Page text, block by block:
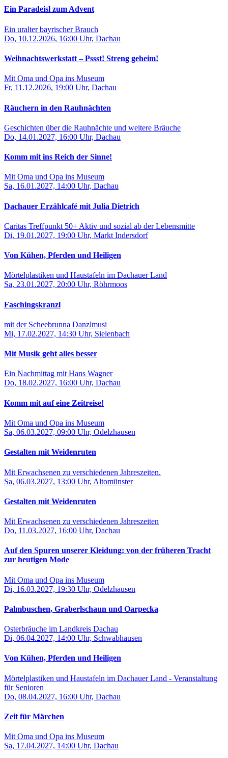
Ein Paradeisl zum Advent
Ein uralter bayrischer Brauch
Do, 10.12.2026, 16:00 Uhr, Dachau
Weihnachtswerkstatt – Pssst! Streng geheim!
Mit Oma und Opa ins Museum
Fr, 11.12.2026, 19:00 Uhr, Dachau
Räuchern in den Rauhnächten
Geschichten über die Rauhnächte und weitere Bräuche
Do, 14.01.2027, 16:00 Uhr, Dachau
Komm mit ins Reich der Sinne!
Mit Oma und Opa ins Museum
Sa, 16.01.2027, 14:00 Uhr, Dachau
Dachauer Erzählcafé mit Julia Dietrich
Caritas Treffpunkt 50+ Aktiv und sozial ab der Lebensmitte
Di, 19.01.2027, 19:00 Uhr, Markt Indersdorf
Von Kühen, Pferden und Heiligen
Mörtelplastiken und Haustafeln im Dachauer Land
Sa, 23.01.2027, 20:00 Uhr, Röhrmoos
Faschingskranzl
mit der Scheebrunna Danzlmusi
Mi, 17.02.2027, 14:30 Uhr, Sielenbach
Mit Musik geht alles besser
Ein Nachmittag mit Hans Wagner
Do, 18.02.2027, 16:00 Uhr, Dachau
Komm mit auf eine Zeitreise!
Mit Oma und Opa ins Museum
Sa, 06.03.2027, 09:00 Uhr, Odelzhausen
Gestalten mit Weidenruten
Mit Erwachsenen zu verschiedenen Jahreszeiten.
Sa, 06.03.2027, 13:00 Uhr, Altomünster
Gestalten mit Weidenruten
Mit Erwachsenen zu verschiedenen Jahreszeiten
Do, 11.03.2027, 16:00 Uhr, Dachau
Auf den Spuren unserer Kleidung: von der früheren Tracht
zur heutigen Mode
Mit Oma und Opa ins Museum
Di, 16.03.2027, 19:30 Uhr, Odelzhausen
Palmbuschen, Graberlschaun und Oarpecka
Osterbräuche im Landkreis Dachau
Di, 06.04.2027, 14:00 Uhr, Schwabhausen
Von Kühen, Pferden und Heiligen
Mörtelplastiken und Haustafeln im Dachauer Land - Veranstaltung
für Senioren
Do, 08.04.2027, 16:00 Uhr, Dachau
Zeit für Märchen
Mit Oma und Opa ins Museum
Sa, 17.04.2027, 14:00 Uhr, Dachau